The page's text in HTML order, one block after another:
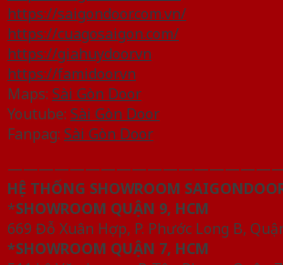
https://saigondoor.com.vn/
https://cuagosaigon.com/
https://giahuydoor.vn
https://famidoor.vn
Maps: Sài Gòn Door
Youtube: Sài Gòn Door
Fanpag: Sài Gòn Door
HỆ THỐNG SHOWROOM
*SHOWROOM QUẬN 9, HCM
669 Đỗ Xuân Hợp, P. Phước Long B,
*SHOWROOM QUẬN 7, HCM